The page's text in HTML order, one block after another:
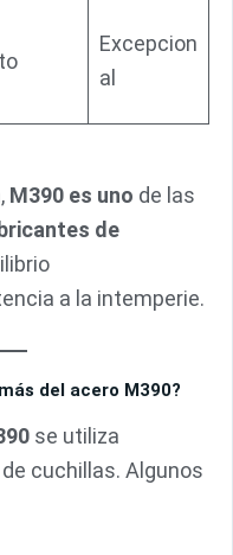
Excepcion
al
M390 es uno de las
de
a la intemperie.
del acero M390?
se utiliza
cuchillas. Algunos